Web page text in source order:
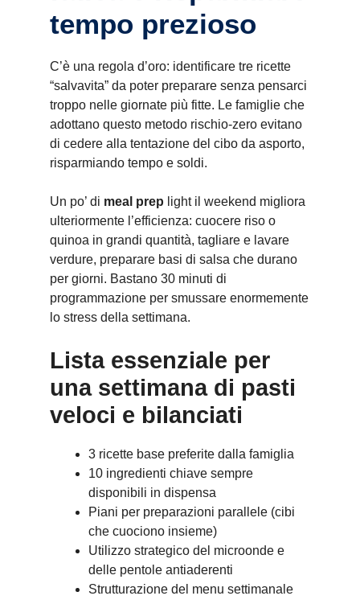
tempo prezioso
C’è una regola d’oro: identificare tre ricette
“salvavita” da poter preparare senza pensarci
troppo nelle giornate più fitte. Le famiglie che
adottano questo metodo rischio-zero evitano
di cedere alla tentazione del cibo da asporto,
risparmiando tempo e soldi.
Un po’ di meal prep light il weekend migliora
ulteriormente l’efficienza: cuocere riso o
quinoa in grandi quantità, tagliare e lavare
verdure, preparare basi di salsa che durano
per giorni. Bastano 30 minuti di
programmazione per smussare enormemente
lo stress della settimana.
Lista essenziale per
una settimana di pasti
veloci e bilanciati
3 ricette base preferite dalla famiglia
10 ingredienti chiave sempre
disponibili in dispensa
Piani per preparazioni parallele (cibi
che cuociono insieme)
Utilizzo strategico del microonde e
delle pentole antiaderenti
Strutturazione del menu settimanale